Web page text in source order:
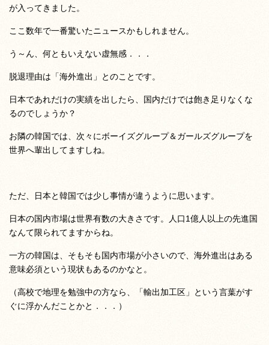
が入ってきました。
ここ数年で一番驚いたニュースかもしれません。
う～ん、何ともいえない虚無感．．．
脱退理由は「海外進出」とのことです。
日本であれだけの実績を出したら、国内だけでは飽き足りなくな
るのでしょうか？
お隣の韓国では、次々にボーイズグループ＆ガールズグループを
世界へ輩出してますしね。
ただ、日本と韓国では少し事情が違うように思います。
日本の国内市場は世界有数の大きさです。人口1億人以上の先進国
なんて限られてますからね。
一方の韓国は、そもそも国内市場が小さいので、海外進出はある
意味必須という現状もあるのかなと。
（高校で地理を勉強中の方なら、「輸出加工区」という言葉がす
ぐに浮かんだことかと．．．）